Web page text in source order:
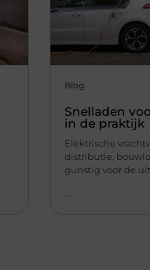
Blog
Snelladen
in de praktijk
Elektrische
distributie,
gunstig voor de
...